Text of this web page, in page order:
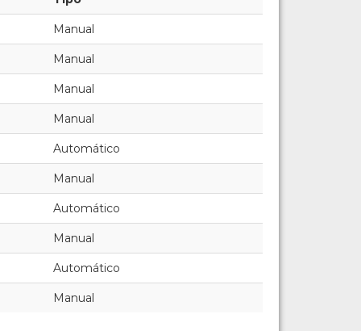
Manual
Manual
Manual
Manual
Automático
Manual
Automático
Manual
Automático
Manual